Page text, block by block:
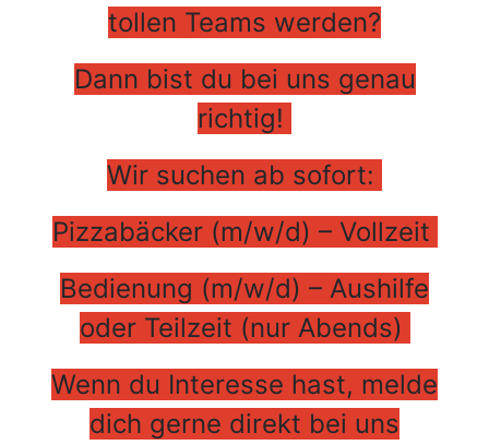
tollen Teams werden?
Dann bist du bei uns genau
richtig!
Wir suchen ab sofort:
Pizzabäcker (m/w/d) – Vollzeit
Bedienung (m/w/d) – Aushilfe
oder Teilzeit (nur Abends)
Wenn du Interesse hast, melde
dich gerne direkt bei uns